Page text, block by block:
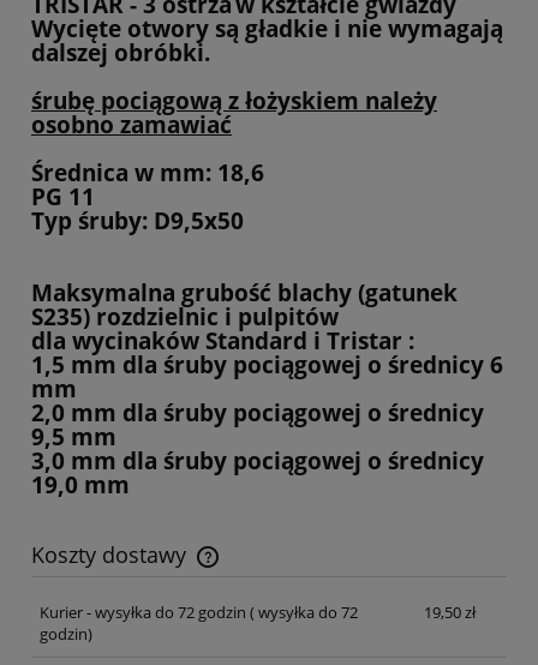
Wycięte otwory są gładkie i nie wymagają
dalszej obróbki.
śrubę pociągową z łożyskiem należy
osobno zamawiać
Średnica w mm: 18,6
PG 11
Typ śruby: D9,5x50
Maksymalna grubość blachy (gatunek
S235) rozdzielnic i pulpitów
dla wycinaków Standard i Tristar :
1,5 mm dla śruby pociągowej o średnicy 6
mm
2,0 mm dla śruby pociągowej o średnicy
9,5 mm
3,0 mm dla śruby pociągowej o średnicy
19,0 mm
Koszty dostawy
Cena nie zawiera ewentualnych kosztów płatności
Kurier - wysyłka do 72 godzin ( wysyłka do 72
godzin)
19,50 zł